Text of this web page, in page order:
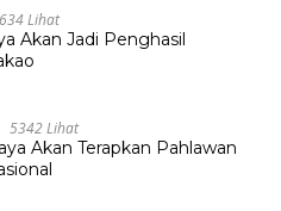
Lihat
Akan Jadi Penghasil
5342 Lihat
Akan Terapkan Pahlawan